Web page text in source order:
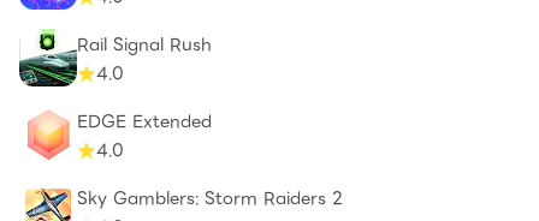
Rail Signal Rush
4.0
EDGE Extended
4.0
Sky Gamblers: Storm Raiders 2